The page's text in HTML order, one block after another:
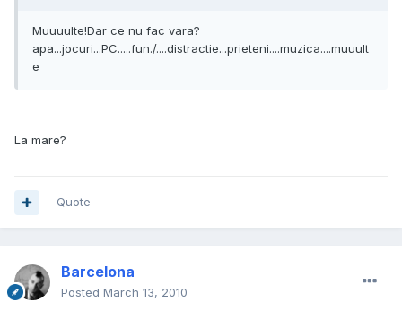
Muuuulte!Dar ce nu fac vara?
apa...jocuri...PC.....fun./....distractie...prieteni....muzica....muuult
e
La mare?
Quote
Barcelona
Posted March 13, 2010